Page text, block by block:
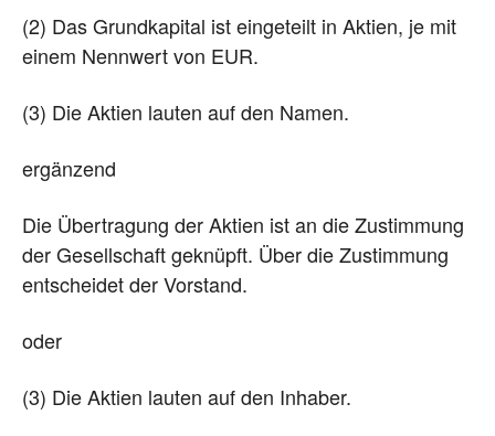
(2) Das Grundkapital ist eingeteilt in Aktien, je mit
einem Nennwert von EUR.
(3) Die Aktien lauten auf den Namen.
ergänzend
Die Übertragung der Aktien ist an die Zustimmung
der Gesellschaft geknüpft. Über die Zustimmung
entscheidet der Vorstand.
oder
(3) Die Aktien lauten auf den Inhaber.